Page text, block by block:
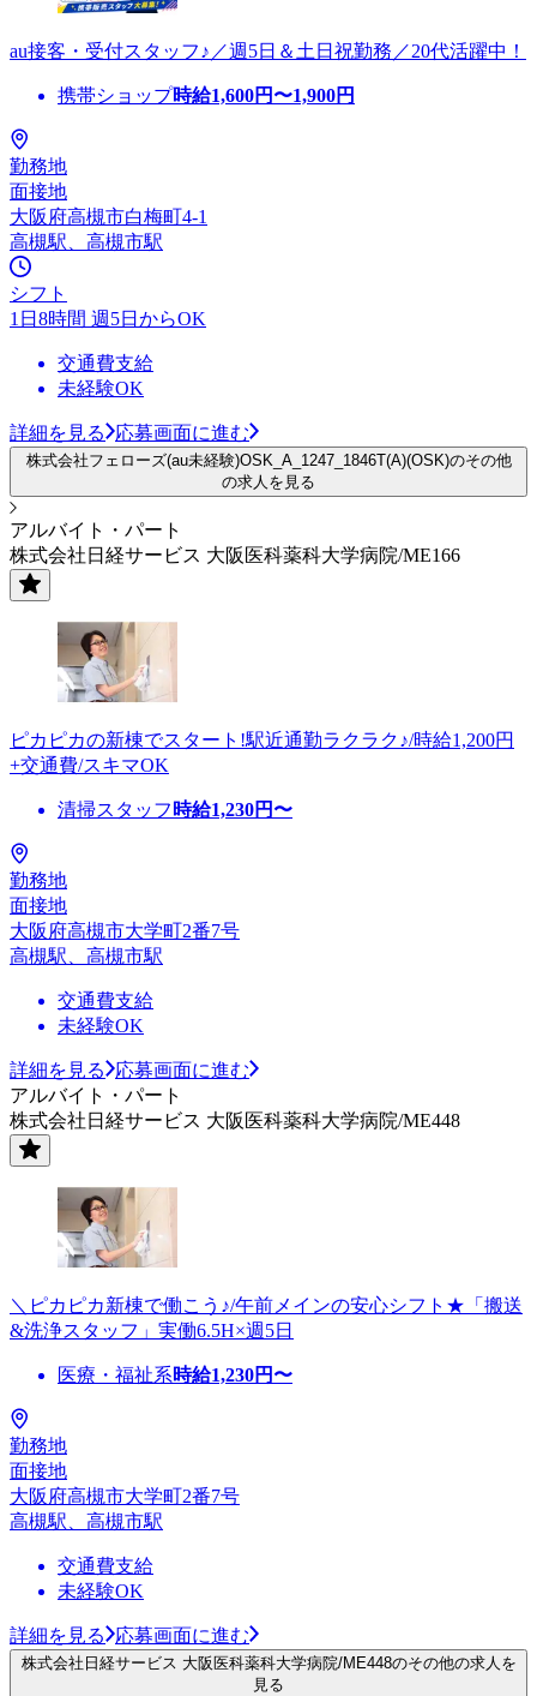
au接客・受付スタッフ♪／週5日＆土日祝勤務／20代活躍中！
携帯ショップ時給1,600円〜1,900円
勤務地
面接地
大阪府高槻市白梅町4-1
高槻駅、高槻市駅
シフト
1日8時間 週5日からOK
交通費支給
未経験OK
詳細を見る 応募画面に進む
株式会社フェローズ(au未経験)OSK_A_1247_1846T(A)(OSK)のその他
の求人を見る
アルバイト・パート
株式会社日経サービス 大阪医科薬科大学病院/ME166
ピカピカの新棟でスタート!駅近通勤ラクラク♪/時給1,200円
+交通費/スキマOK
清掃スタッフ 時給1,230円〜
勤務地
面接地
大阪府高槻市大学町2番7号
高槻駅、高槻市駅
交通費支給
未経験OK
詳細を見る
応募画面に進む
アルバイト・パート
株式会社日経サービス 大阪医科薬科大学病院/ME448
＼ピカピカ新棟で働こう♪/午前メインの安心シフト★「搬送
&洗浄スタッフ」実働6.5H×週5日
医療・福祉系時給1,230円〜
勤務地
面接地
大阪府高槻市大学町2番7号
高槻駅、高槻市駅
交通費支給
未経験OK
詳細を見る 応募画面に進む
株式会社日経サービス 大阪医科薬科大学病院/ME448のその他の求人を
見る